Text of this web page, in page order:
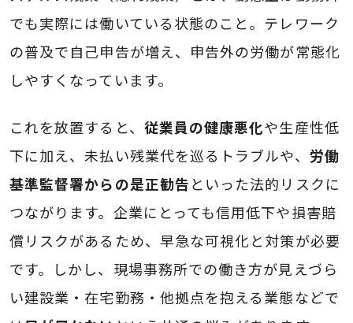
でも実際には働いている状態のこと。テレワーク
の普及で自己申告が増え、申告外の労働が常態化
しやすくなっています。
これを放置すると、 従業員の健康悪化や生産性低
下に加え、未払い残業代を巡るトラブルや、 労働
基準監督署からの是正勧告といった法的リスクに
つながります。企業にとっても信用低下や損害賠
償リスクがあるため、早急な可視化と対策が必要
です。しかし、現場事務所での働き方が見えづら
い建設業・在宅勤務・他拠点を抱える業態などで